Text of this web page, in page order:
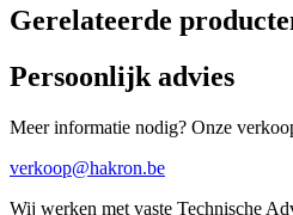
Gerelateerde
Persoonlijk advies
Meer informatie nodig? Onze
verkoop@hakron.be
Wij werken met vaste Technische